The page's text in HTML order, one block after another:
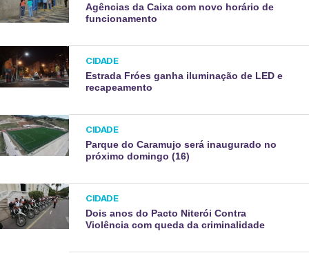
Agências da Caixa com novo horário de
funcionamento
CIDADE
Estrada Fróes ganha iluminação de LED e
recapeamento
CIDADE
Parque do Caramujo será inaugurado no
próximo domingo (16)
CIDADE
Dois anos do Pacto Niterói Contra
Violência com queda da criminalidade